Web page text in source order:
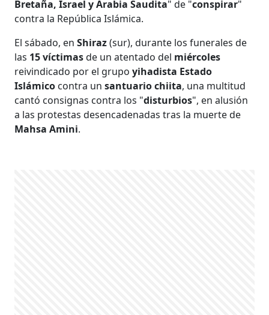
Bretaña, Israel y Arabia Saudita" de "conspirar"
contra la República Islámica.
El sábado, enShiraz(sur), durante los funerales de
las 15 víctimasde un atentado del miércoles
reivindicado por el grupo yihadista Estado
Islámico contra unsantuario chiita, una multitud
cantó consignas contra los "disturbios", en alusión
a las protestas desencadenadas tras la muerte de
Mahsa Amini.